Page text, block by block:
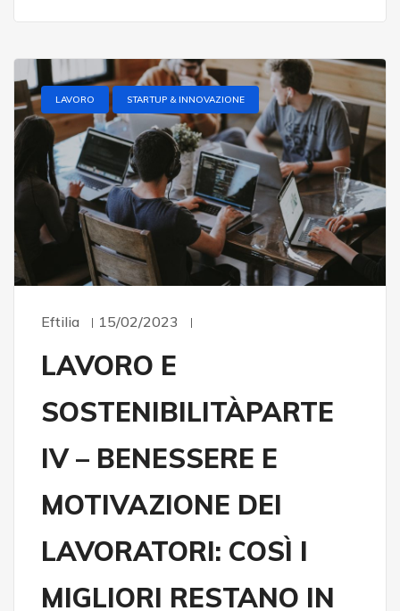
LAVORO STARTUP & INNOVAZIONE
Eftilia 15/02/2023
LAVORO E
SOSTENIBILITÀPARTE
IV – BENESSERE E
MOTIVAZIONE DEI
LAVORATORI: COSÌ I
MIGLIORI RESTANO IN